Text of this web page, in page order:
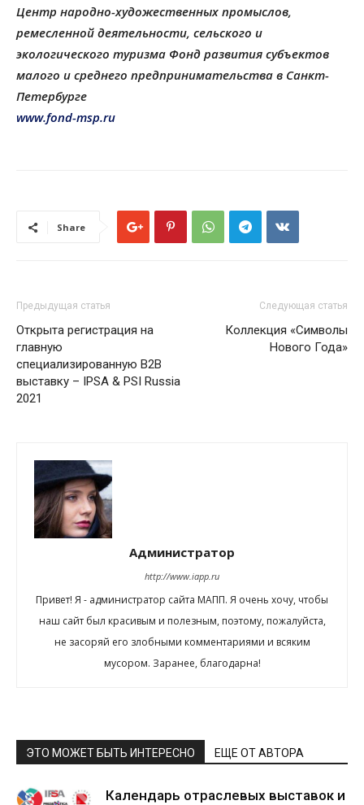
Центр народно-художественных промыслов,
ремесленной деятельности, сельского и
экологического туризма Фонд развития субъектов
малого и среднего предпринимательства в Санкт-
Петербурге
www.fond-msp.ru
Share
Предыдущая статья
Открыта регистрация на
главную
специализированную B2B
выставку – IPSA & PSI Russia
2021
Следующая статья
Коллекция «Символы
Нового Года»
Администратор
http://www.iapp.ru
Привет! Я - администратор сайта МАПП. Я очень хочу, чтобы
наш сайт был красивым и полезным, поэтому, пожалуйста,
не засоряй его злобными комментариями и всяким
мусором. Заранее, благодарна!
ЭТО МОЖЕТ БЫТЬ ИНТЕРЕСНО ЕЩЕ ОТ АВТОРА
Календарь отраслевых выставок и